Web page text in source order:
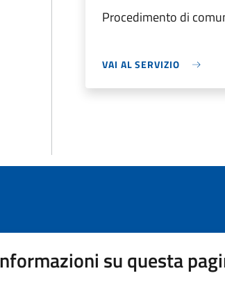
Procedimento di
VAI AL SERVIZIO
su questa